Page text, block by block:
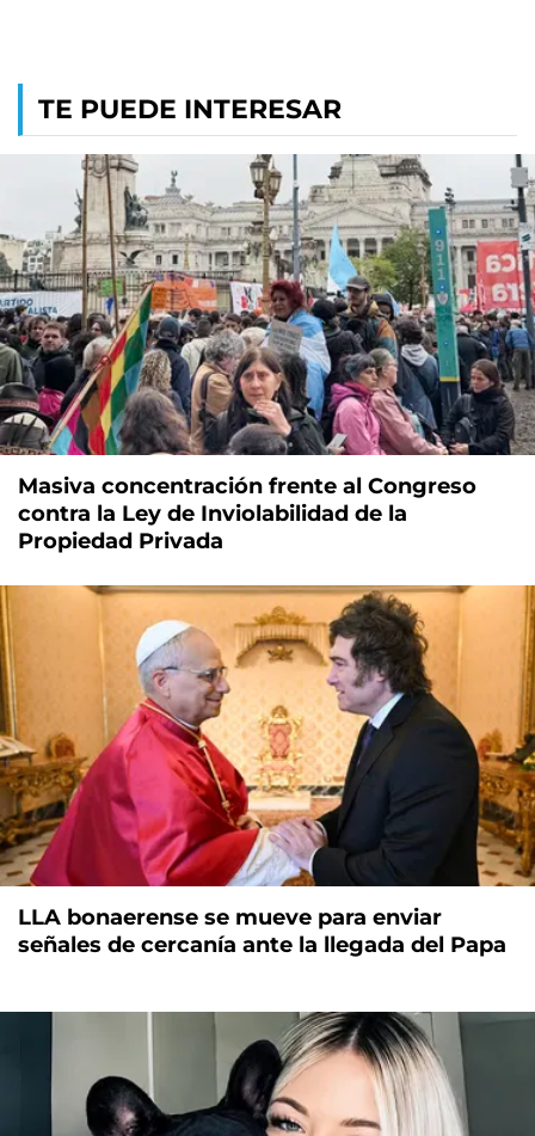
TE PUEDE INTERESAR
Masiva concentración frente al Congreso
contra la Ley de Inviolabilidad de la
Propiedad Privada
LLA bonaerense se mueve para enviar
señales de cercanía ante la llegada del Papa